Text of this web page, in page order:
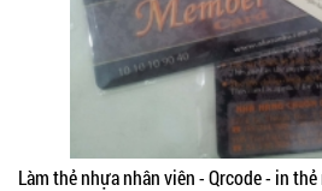
Làm thẻ nhựa nhân viên - Qrcode - in